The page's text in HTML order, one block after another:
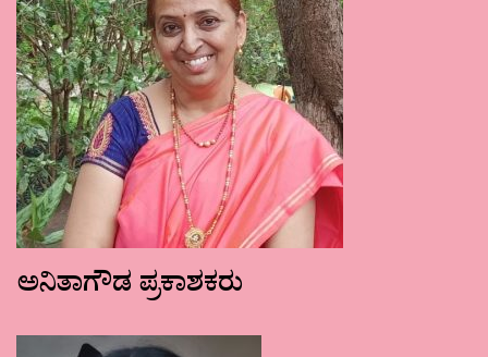
ಅನಿತಾಗೌಡ ಪ್ರಕಾಶಕರು